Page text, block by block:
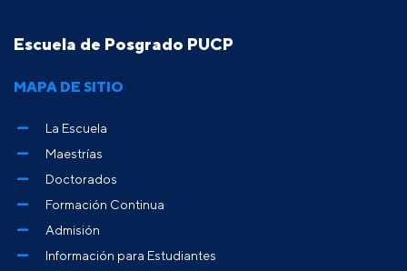
Escuela de Posgrado PUCP
MAPA DE SITIO
La Escuela
Maestrías
Doctorados
Formación Continua
Admisión
Información para Estudiantes